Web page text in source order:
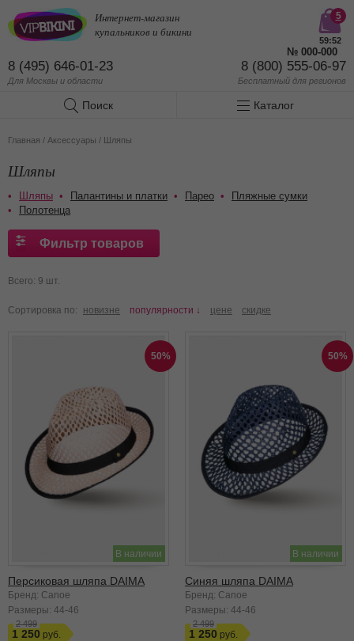
Интернет-магазин
купальников и бикини
8 (495) 646-01-23
Для Москвы и области
8 (800) 555-06-97
Бесплатный для регионов
5
59:51
№ 000-000
Поиск Каталог
Главная / Аксессуары / Шляпы
Шляпы
Шляпы Палантины и платки Парео
Пляжные сумки
Полотенца
Фильтр товаров
Всего: 9 шт.
Сортировка по: новизне популярности ↓ цене скидке
50%
В наличии
Персиковая шляпа DAIMA
Бренд: Canoe
Размеры: 44-46
2 499
1 250
50%
В наличии
Синяя шляпа DAIMA
Бренд: Canoe
Размеры: 44-46
2 499
1 250